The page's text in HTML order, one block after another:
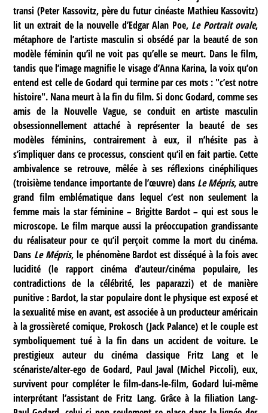
transi (Peter Kassovitz, père du futur cinéaste Mathieu Kassovitz)
lit un extrait de la nouvelle d’Edgar Alan Poe, Le Portrait ovale,
métaphore de l’artiste masculin si obsédé par la beauté de son
modèle féminin qu’il ne voit pas qu’elle se meurt. Dans le film,
tandis que l’image magnifie le visage d’Anna Karina, la voix qu’on
entend est celle de Godard qui termine par ces mots : "c’est notre
histoire". Nana meurt à la fin du film. Si donc Godard, comme ses
amis de la Nouvelle Vague, se conduit en artiste masculin
obsessionnellement attaché à représenter la beauté de ses
modèles féminins, contrairement à eux, il n’hésite pas à
s’impliquer dans ce processus, conscient qu’il en fait partie. Cette
ambivalence se retrouve, mêlée à ses réflexions cinéphiliques
(troisième tendance importante de l’œuvre) dans Le Mépris, autre
grand film emblématique dans lequel c’est non seulement la
femme mais la star féminine – Brigitte Bardot – qui est sous le
microscope. Le film marque aussi la préoccupation grandissante
du réalisateur pour ce qu’il perçoit comme la mort du cinéma.
Dans Le Mépris, le phénomène Bardot est disséqué à la fois avec
lucidité (le rapport cinéma d’auteur/cinéma populaire, les
contradictions de la célébrité, les paparazzi) et de manière
punitive : Bardot, la star populaire dont le physique est exposé et
la sexualité mise en avant, est associée à un producteur américain
à la grossièreté comique, Prokosch (Jack Palance) et le couple est
symboliquement tué à la fin dans un accident de voiture. Le
prestigieux auteur du cinéma classique Fritz Lang et le
scénariste/alter-ego de Godard, Paul Javal (Michel Piccoli), eux,
survivent pour compléter le film-dans-le-film, Godard lui-même
interprétant l’assistant de Fritz Lang. Grâce à la filiation Lang-